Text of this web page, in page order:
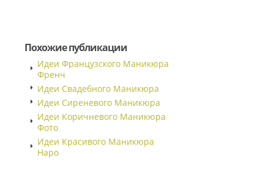
Похожие публикации
Идеи Французского Маникюра
Френч
Идеи Свадебного Маникюра
Идеи Сиреневого Маникюра
Идеи Коричневого Маникюра
Фото
Идеи Красивого Маникюра
Наро